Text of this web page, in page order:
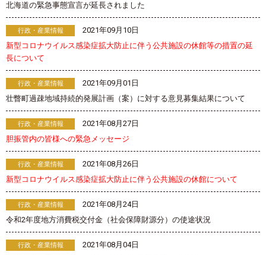
北海道の緊急事態宣言が延長されました
行政・産業情報
2021年09月10日
新型コロナウイルス感染症拡大防止に伴う公共施設の休館等の措置の延
長について
行政・産業情報
2021年09月01日
壮瞥町過疎地域持続的発展計画（案）に対する意見募集結果について
行政・産業情報
2021年08月27日
胆振管内の皆様への緊急メッセージ
行政・産業情報
2021年08月26日
新型コロナウイルス感染症拡大防止に伴う公共施設の休館について
行政・産業情報
2021年08月24日
令和2年度地方消費税交付金（社会保障財源分）の使途状況
行政・産業情報
2021年08月04日